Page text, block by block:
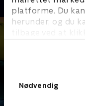
platforme. Du
herunder, og du
tilbage ved at
Nødvendig